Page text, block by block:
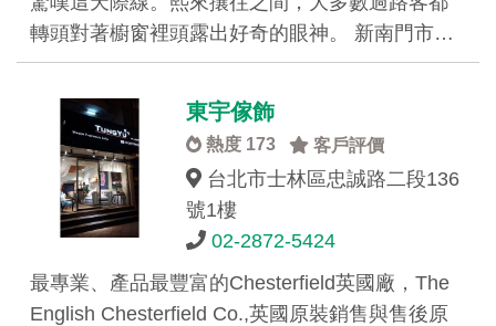
轉頭對著櫥窗裡頭露出好奇的眼神。 新南門市…
東宇傢飾
熱度 173 客戶評價
台北市士林區忠誠路二段136
號1樓
02-2872-5424
最專業、產品最豐富的Chesterfield英國廠，The
English Chesterfield Co.,英國原裝銷售與售後原